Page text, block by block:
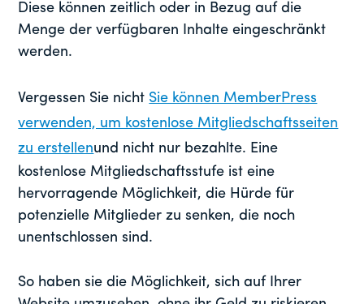
Diese können zeitlich oder in Bezug auf die
Menge der verfügbaren Inhalte eingeschränkt
werden.
Vergessen Sie nicht Sie können MemberPress
verwenden, um kostenlose Mitgliedschaftsseiten
zu erstellenund nicht nur bezahlte. Eine
kostenlose Mitgliedschaftsstufe ist eine
hervorragende Möglichkeit, die Hürde für
potenzielle Mitglieder zu senken, die noch
unentschlossen sind.
So haben sie die Möglichkeit, sich auf Ihrer